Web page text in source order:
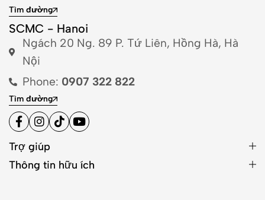
Tìm đường
SCMC - Hanoi
Ngách 20 Ng. 89 P. Tứ Liên, Hồng Hà, Hà
Nội
Phone: 0907 322 822
Tìm đường
Trợ giúp
Thông tin hữu ích